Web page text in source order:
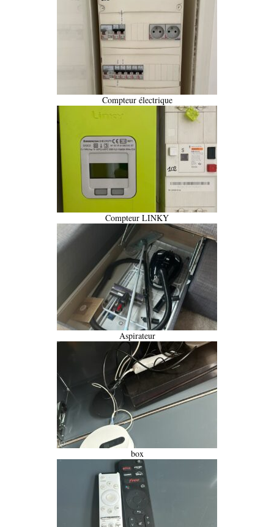
Compteur électrique
Compteur LINKY
Aspirateur
box